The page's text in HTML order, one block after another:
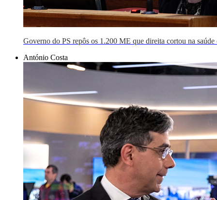
Governo do PS repôs os 1.200 ME que direita cortou na saúde
António Costa